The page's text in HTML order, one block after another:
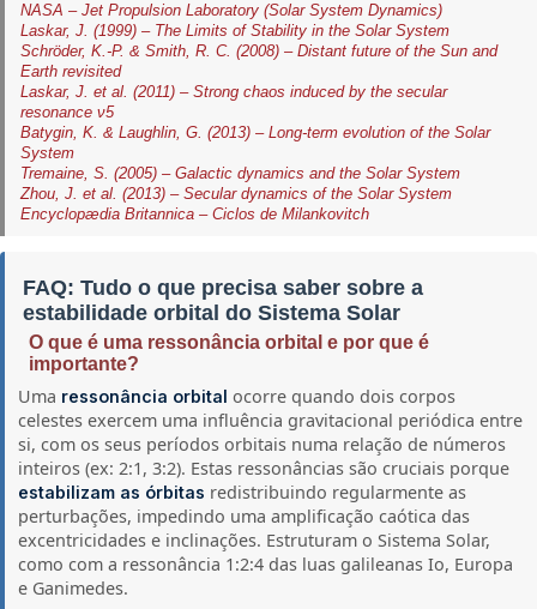
NASA – Jet Propulsion Laboratory (Solar System Dynamics)
Laskar, J. (1999) – The Limits of Stability in the Solar System
Schröder, K.-P. & Smith, R. C. (2008) – Distant future of the Sun and
Earth revisited
Laskar, J. et al. (2011) – Strong chaos induced by the secular
resonance ν5
Batygin, K. & Laughlin, G. (2013) – Long-term evolution of the Solar
System
Tremaine, S. (2005) – Galactic dynamics and the Solar System
Zhou, J. et al. (2013) – Secular dynamics of the Solar System
Encyclopædia Britannica – Ciclos de Milankovitch
FAQ: Tudo o que precisa saber sobre a
estabilidade orbital do Sistema Solar
O que é uma ressonância orbital e por que é
importante?
Uma ressonância orbital ocorre quando dois corpos
celestes exercem uma influência gravitacional periódica entre
si, com os seus períodos orbitais numa relação de números
inteiros (ex: 2:1, 3:2). Estas ressonâncias são cruciais porque
estabilizam as órbitas redistribuindo regularmente as
perturbações, impedindo uma amplificação caótica das
excentricidades e inclinações. Estruturam o Sistema Solar,
como com a ressonância 1:2:4 das luas galileanas Io, Europa
e Ganimedes.